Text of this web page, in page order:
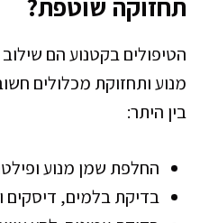
תחזוקה שוטפת?
הטיפולים בקטנוע הם
מנוע ותחזוקת מכלולים
בין היתר:
החלפת שמן מנוע
בדיקת בלמים, דיסקים